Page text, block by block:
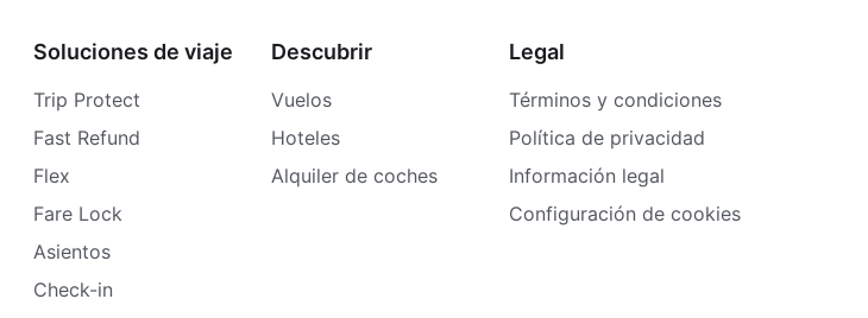
Soluciones de viaje
Trip Protect
Fast Refund
Flex
Fare Lock
Asientos
Check-in
Descubrir
Vuelos
Hoteles
Alquiler de coches
Legal
Términos y condiciones
Política de privacidad
Información legal
Configuración de cookies